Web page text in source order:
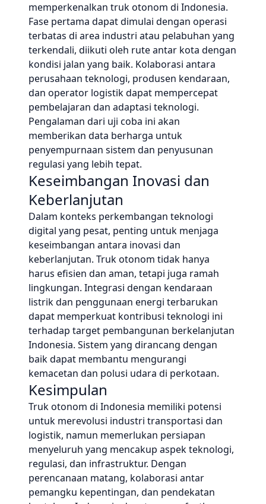
memperkenalkan truk otonom di Indonesia.
Fase pertama dapat dimulai dengan operasi
terbatas di area industri atau pelabuhan yang
terkendali, diikuti oleh rute antar kota dengan
kondisi jalan yang baik. Kolaborasi antara
perusahaan teknologi, produsen kendaraan,
dan operator logistik dapat mempercepat
pembelajaran dan adaptasi teknologi.
Pengalaman dari uji coba ini akan
memberikan data berharga untuk
penyempurnaan sistem dan penyusunan
regulasi yang lebih tepat.
Keseimbangan Inovasi dan
Keberlanjutan
Dalam konteks perkembangan teknologi
digital yang pesat, penting untuk menjaga
keseimbangan antara inovasi dan
keberlanjutan. Truk otonom tidak hanya
harus efisien dan aman, tetapi juga ramah
lingkungan. Integrasi dengan kendaraan
listrik dan penggunaan energi terbarukan
dapat memperkuat kontribusi teknologi ini
terhadap target pembangunan berkelanjutan
Indonesia. Sistem yang dirancang dengan
baik dapat membantu mengurangi
kemacetan dan polusi udara di perkotaan.
Kesimpulan
Truk otonom di Indonesia memiliki potensi
untuk merevolusi industri transportasi dan
logistik, namun memerlukan persiapan
menyeluruh yang mencakup aspek teknologi,
regulasi, dan infrastruktur. Dengan
perencanaan matang, kolaborasi antar
pemangku kepentingan, dan pendekatan